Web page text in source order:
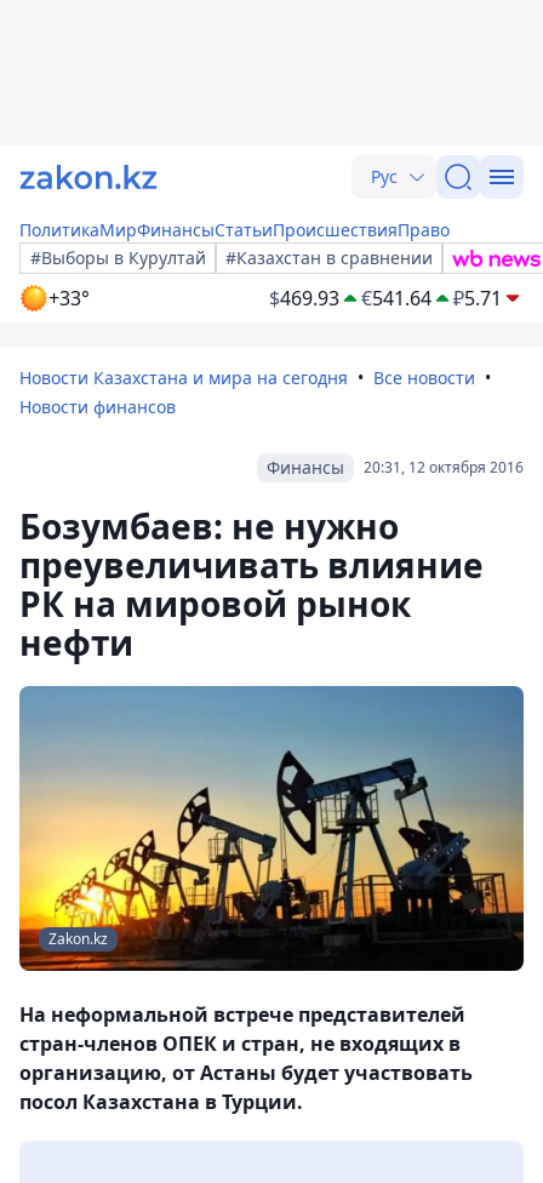
Рус
ПолитикаМирФинансыСтатьиПроисшествияПраво
#Выборы в Курултай
#Казахстан в сравнении
+33° $469.93 €541.64 ₽5.71
Новости Казахстана и мира на сегодня
Все новости
Новости финансов
20:31, 12 октября 2016
Финансы
Бозумбаев: не нужно
преувеличивать влияние
РК на мировой рынок
нефти
Zakon.kz
На неформальной встрече представителей
стран-членов ОПЕК и стран, не входящих в
организацию, от Астаны будет участвовать
посол Казахстана в Турции.